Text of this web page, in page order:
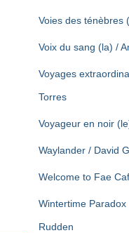
Voies des ténèbres
Voix du sang (la) /
Voyages
Torres
Voyageur en noir
Waylander / David
Welcome to Fae
Wintertime
Rudden